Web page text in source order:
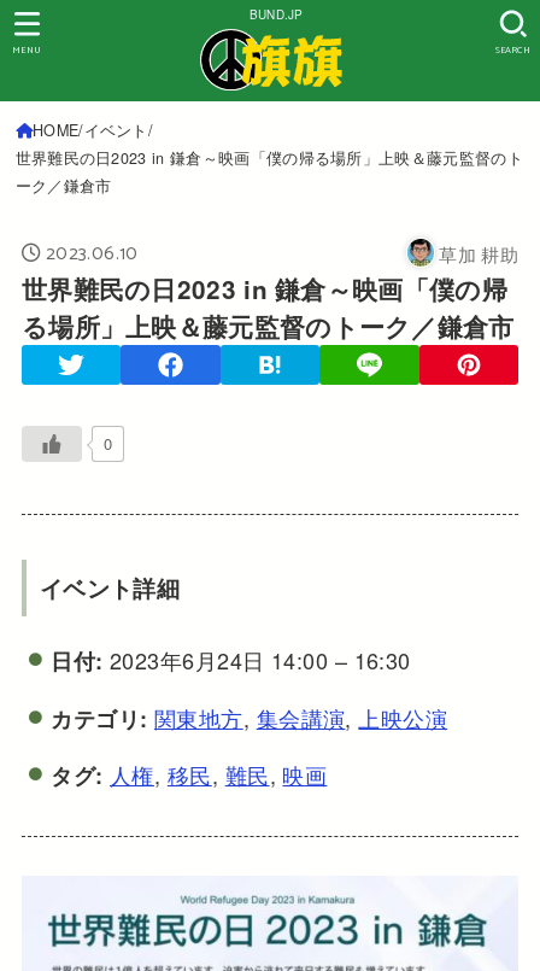
BUND.JP
SEARCH
MENU
HOME イベント
世界難民の日2023 in 鎌倉～映画「僕の帰る場所」上映＆藤元監督のト
ーク／鎌倉市
2023.06.10 草加 耕助
世界難民の日2023 in 鎌倉～映画「僕の帰
る場所」上映＆藤元監督のトーク／鎌倉市
0
イベント詳細
日付: 2023年6月24日 14:00 – 16:30
カテゴリ: 関東地方, 集会講演, 上映公演
タグ: 人権, 移民, 難民, 映画